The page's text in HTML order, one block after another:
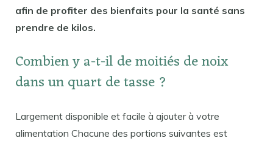
afin de profiter des bienfaits pour la santé sans
prendre de kilos.
Combien y a-t-il de moitiés de noix
dans un quart de tasse ?
Largement disponible et facile à ajouter à votre
alimentation Chacune des portions suivantes est